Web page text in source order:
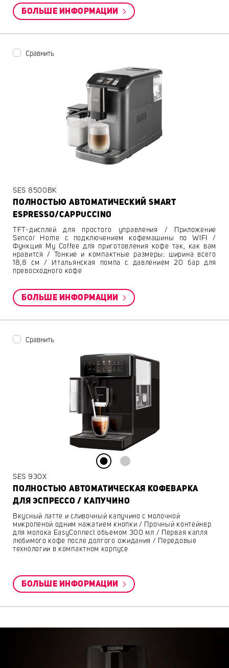
БОЛЬШЕ ИНФОРМАЦИИ
Сравнить
SES 8500BK
ПОЛНОСТЬЮ АВТОМАТИЧЕСКИЙ SMART
ESPRESSO/CAPPUCCINO
TFT-дисплей для простого управления / Приложение
Sencor Home с подключением кофемашины по WIFI /
Функция My Coffee для приготовления кофе так, как вам
нравится / Тонкие и компактные размеры: ширина всего
18,8 cм / Итальянская помпа с давлением 20 бар для
превосходного кофе
БОЛЬШЕ ИНФОРМАЦИИ
Сравнить
SES 930X
ПОЛНОСТЬЮ АВТОМАТИЧЕСКАЯ КОФЕВАРКА
ДЛЯ ЭСПРЕССО / КАПУЧИНО
Вкусный латте и сливочный капучино с молочной
микропеной одним нажатием кнопки / Прочный контейнер
для молока EasyConnect объемом 300 мл / Первая капля
любимого кофе после долгого ожидания / Передовые
технологии в компактном корпусе
БОЛЬШЕ ИНФОРМАЦИИ